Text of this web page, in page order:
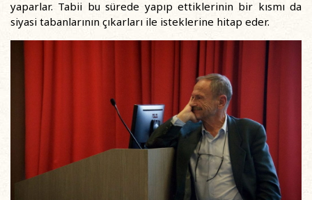
yaparlar. Tabii bu sürede yapıp ettiklerinin bir kısmı da
siyasi tabanlarının çıkarları ile isteklerine hitap eder.